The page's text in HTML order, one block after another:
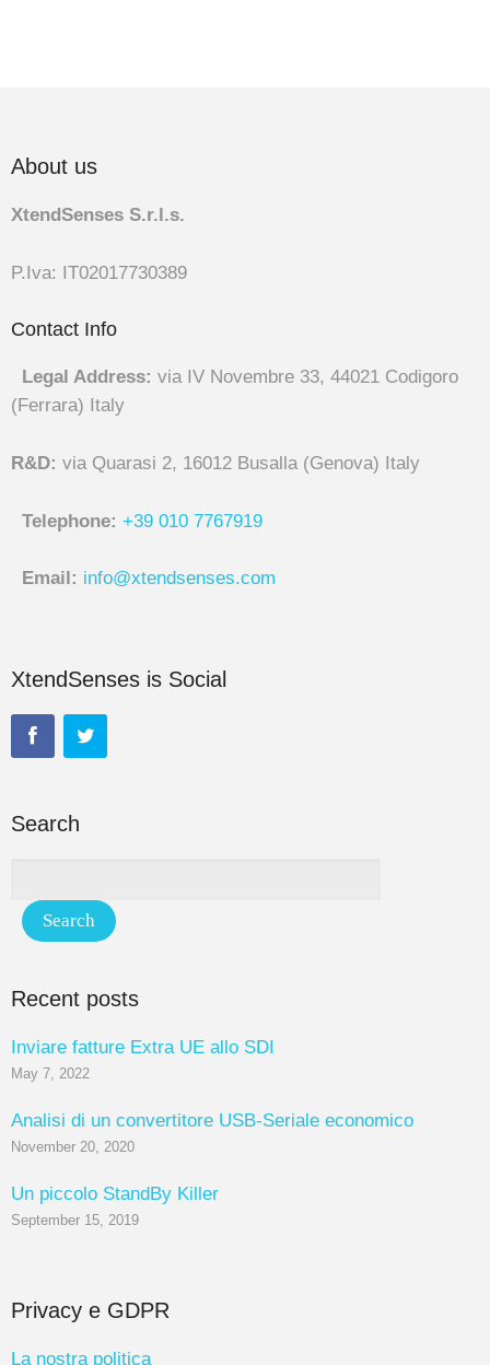
About us
XtendSenses S.r.l.s.
P.Iva: IT02017730389
Contact Info
Legal Address: via IV Novembre 33, 44021 Codigoro
(Ferrara) Italy
R&D: via Quarasi 2, 16012 Busalla (Genova) Italy
Telephone: +39 010 7767919
Email: info@xtendsenses.com
XtendSenses is Social
Search
Recent posts
Inviare fatture Extra UE allo SDI
May 7, 2022
Analisi di un convertitore USB-Seriale economico
November 20, 2020
Un piccolo StandBy Killer
September 15, 2019
Privacy e GDPR
La nostra politica